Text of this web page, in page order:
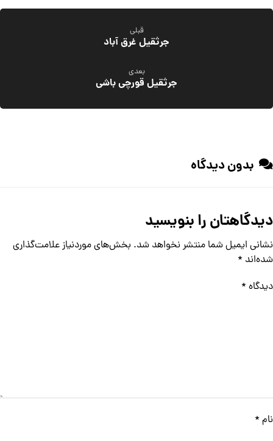
قبلی
جرثقیل غرق آباد
بعدی
جرثقیل قورچی باشی
بدون دیدگاه
دیدگاهتان را بنویسید
نشانی ایمیل شما منتشر نخواهد شد. بخش‌های موردنیاز علامت‌گذاری
شده‌اند *
دیدگاه *
نام *